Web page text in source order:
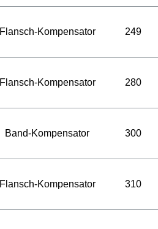
Flansch-Kompensator 249
Flansch-Kompensator 280
Band-Kompensator 300
Flansch-Kompensator 310